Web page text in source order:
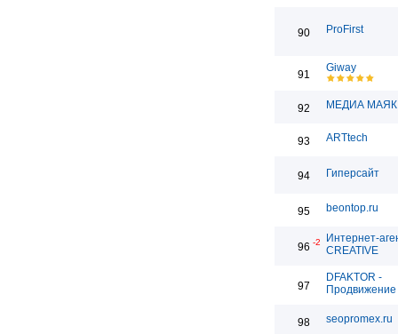
90 ProFirst
91
Giway
92 МЕДИА МАЯК
93 ARTtech
94 Гиперсайт
95 beontop.ru
96 -2
Интернет-
CREATIVE
97
DFAKTOR -
Продвижение
98 seopromex.ru